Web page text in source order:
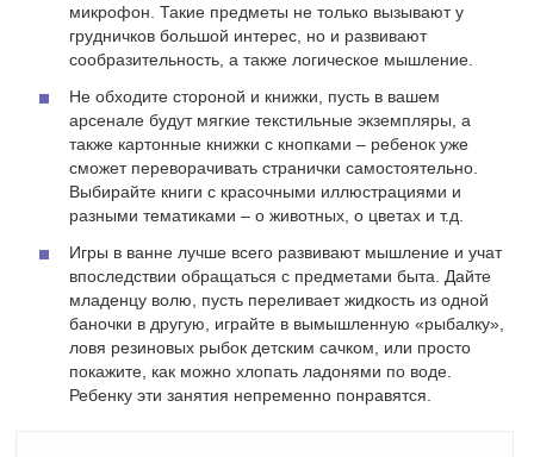
микрофон. Такие предметы не только вызывают у
грудничков большой интерес, но и развивают
сообразительность, а также логическое мышление.
Не обходите стороной и книжки, пусть в вашем
арсенале будут мягкие текстильные экземпляры, а
также картонные книжки с кнопками – ребенок уже
сможет переворачивать странички самостоятельно.
Выбирайте книги с красочными иллюстрациями и
разными тематиками – о животных, о цветах и т.д.
Игры в ванне лучше всего развивают мышление и учат
впоследствии обращаться с предметами быта. Дайте
младенцу волю, пусть переливает жидкость из одной
баночки в другую, играйте в вымышленную «рыбалку»,
ловя резиновых рыбок детским сачком, или просто
покажите, как можно хлопать ладонями по воде.
Ребенку эти занятия непременно понравятся.